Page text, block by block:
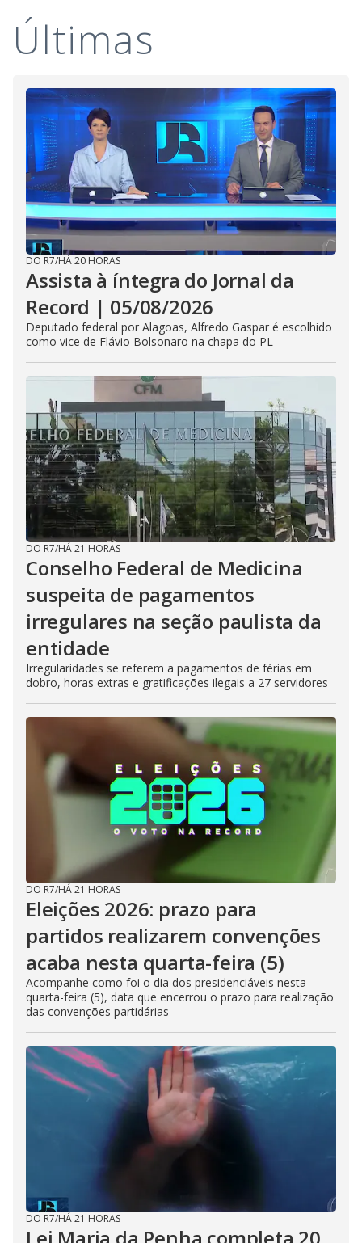
Últimas
DO R7/HÁ 20 HORAS
Assista à íntegra do Jornal da
Record | 05/08/2026
Deputado federal por Alagoas, Alfredo Gaspar é escolhido
como vice de Flávio Bolsonaro na chapa do PL
DO R7/HÁ 21 HORAS
Conselho Federal de Medicina
suspeita de pagamentos
irregulares na seção paulista da
entidade
Irregularidades se referem a pagamentos de férias em
dobro, horas extras e gratificações ilegais a 27 servidores
DO R7/HÁ 21 HORAS
Eleições 2026: prazo para
partidos realizarem convenções
acaba nesta quarta-feira (5)
Acompanhe como foi o dia dos presidenciáveis nesta
quarta-feira (5), data que encerrou o prazo para realização
das convenções partidárias
DO R7/HÁ 21 HORAS